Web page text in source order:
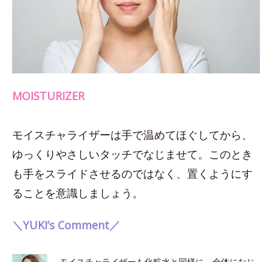
MOISTURIZER
モイスチャライザーは手で温めてほぐしてから、
ゆっくりやさしいタッチでなじませて。このとき
も手をスライドさせるのではなく、置くようにす
ることを意識しましょう。
＼YUKI’s Comment／